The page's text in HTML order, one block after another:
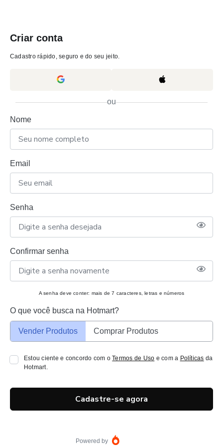
Criar conta
Cadastro rápido, seguro e do seu jeito.
ou
Nome
Email
Senha
Confirmar senha
A senha deve conter: mais de 7 caracteres, letras e números
O que você busca na Hotmart?
Vender Produtos Comprar Produtos
Estou ciente e concordo com oTermos de Uso e com a Políticas da
Hotmart.
Cadastre-se agora
Powered by